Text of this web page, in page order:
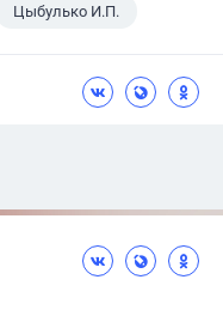
Цыбулько И.П.